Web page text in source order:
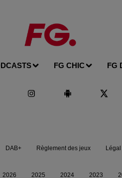
FG CHIC FG
DAB+ Règlement des jeux
2026 2025 2024 2023